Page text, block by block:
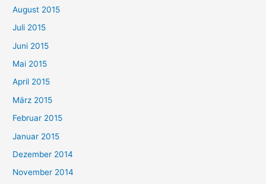
August 2015
Juli 2015
Juni 2015
Mai 2015
April 2015
März 2015
Februar 2015
Januar 2015
Dezember 2014
November 2014